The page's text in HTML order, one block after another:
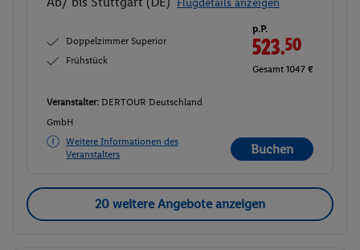
Doppelzimmer Superior
Frühstück
p.P.
523.50
Gesamt 1047 €
Veranstalter: DERTOUR Deutschland
GmbH
Weitere Informationen des
Veranstalters
Buchen
20 weitere Angebote anzeigen